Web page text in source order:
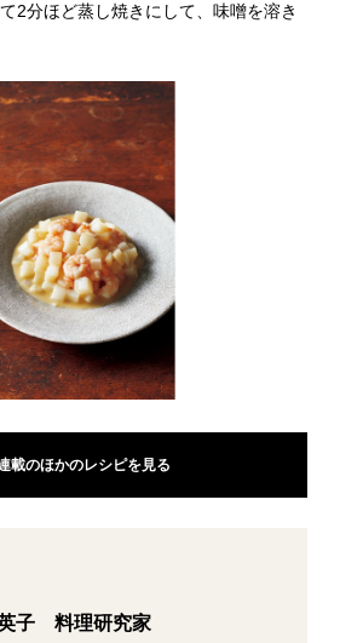
2分ほど蒸し焼きにして、味噌を溶き
載のほかのレシピを見る
子 料理研究家